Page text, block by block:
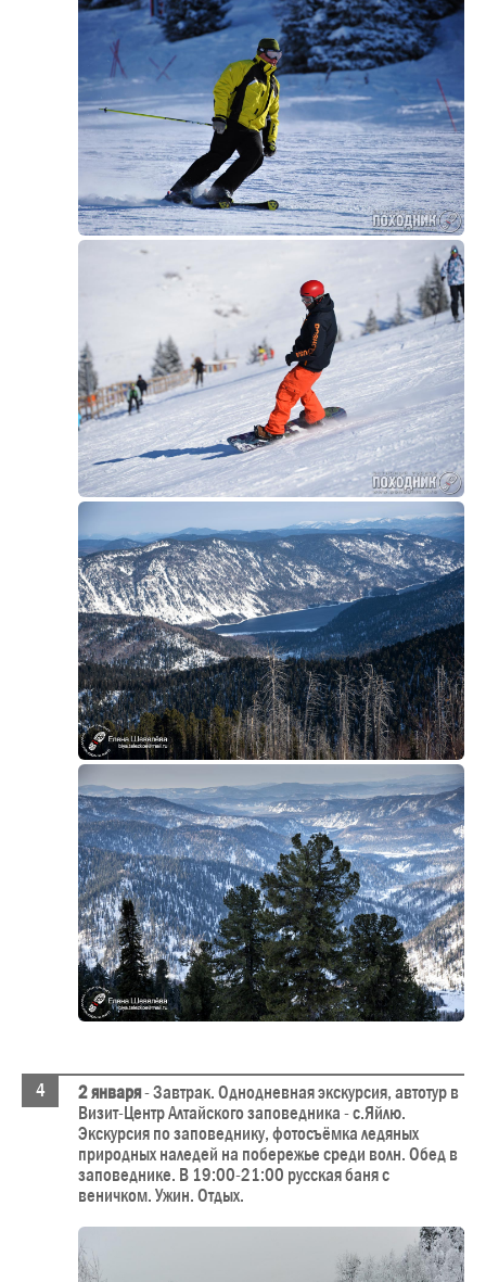
2 января- Завтрак. Однодневная экскурсия, автотур в
Визит-Центр Алтайского заповедника - с.Яйлю.
Экскурсия по заповеднику, фотосъёмка ледяных
природных наледей на побережье среди волн. Обед в
заповеднике. В 19:00-21:00 русская баня с
веничком. Ужин. Отдых.